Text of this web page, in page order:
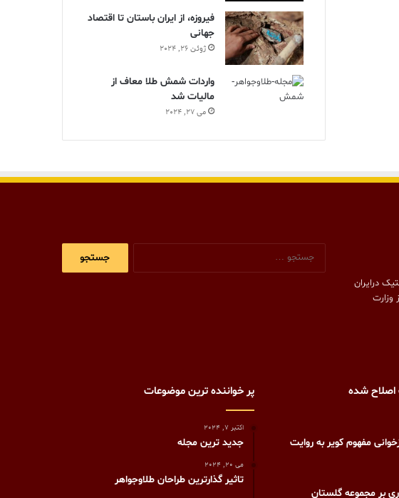
فیروزه، از ایران باستان تا اقتصاد
جهانی
ژوئن 26, 2024
واردات شمش طلا معاف از
مالیات شد
می 27, 2024
درایران
وزارت
شده
مفهوم کویر به روایت
بر مجموعه گلستان
پر خواننده ترین موضوعات
اکتبر 7, 2024
جدید ترین مجله
می 20, 2024
تاثیر گذارترین طراحان طلاوجواهر